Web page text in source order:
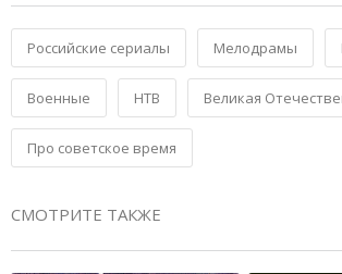
Российские сериалы Мелодрамы
Военные НТВ Великая
Про советское время
СМОТРИТЕ ТАКЖЕ